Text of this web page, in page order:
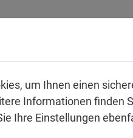
um Ihnen einen
Informationen finden
Ihre Einstellungen